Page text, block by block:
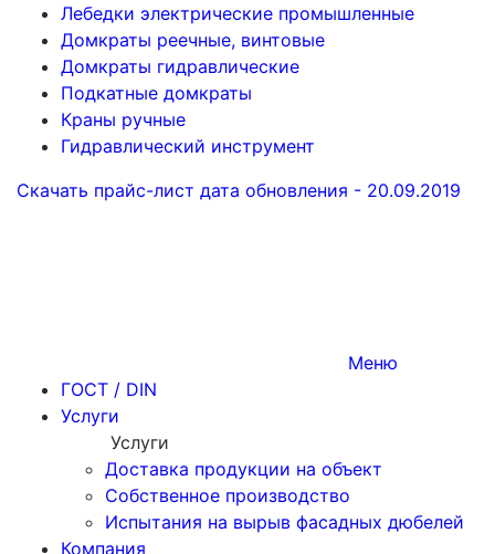
Лебедки электрические промышленные
Домкраты реечные, винтовые
Домкраты гидравлические
Подкатные домкраты
Краны ручные
Гидравлический инструмент
Скачать прайс-лист дата обновления - 20.09.2019
Меню
ГОСТ / DIN
Услуги
Услуги
Доставка продукции на объект
Собственное производство
Испытания на вырыв фасадных дюбелей
Компания